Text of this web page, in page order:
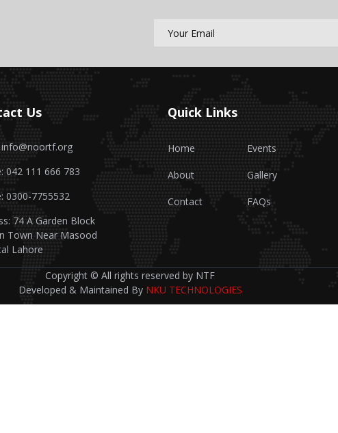
Us
info@noortf.org
042 111 666 783
0300-7755532
74 A Garden Block
Town Near Masood
Lahore
Quick Links
Home
About
Contact
Events
Gallery
FAQs
Copyright © All rights reserved by NTF
Developed & Maintained By NKU TECHNOLOGIES